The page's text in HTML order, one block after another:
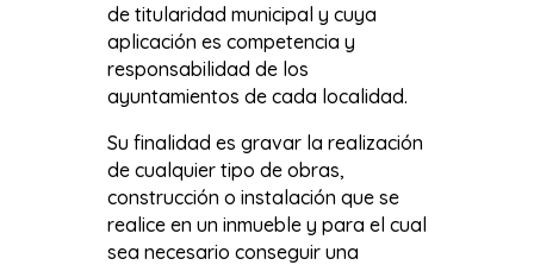
de titularidad municipal y cuya
aplicación es competencia y
responsabilidad de los
ayuntamientos de cada localidad.
Su finalidad es gravar la realización
de cualquier tipo de obras,
construcción o instalación que se
realice en un inmueble y para el cual
sea necesario conseguir una